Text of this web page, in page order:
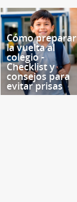
Cómo preparar
la vuelta al
colegio -
Checklist y
consejos para
evitar prisas